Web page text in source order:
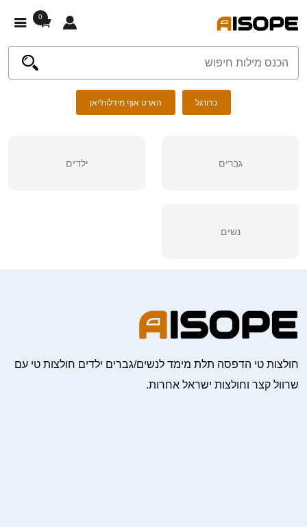
0
כדורגל הארט אוף מידלות'יאן
גברים ילדים
נשים
חולצות טי הדפסה תלת מימד לנשים/גברים ילדים חולצות טי עם
שרוול קצר וחולצות ישראל אחרות.